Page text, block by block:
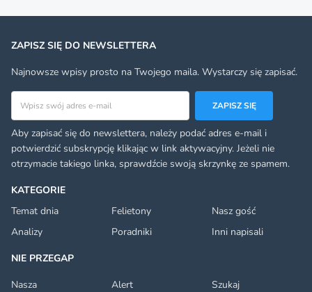
KATEGORIE
Temat dnia
Felietony
Nasz gość
Analizy
Poradniki
Inni napisali
NIE PRZEGAP
Nasza
Alert Szukaj
ZAPISZ SIĘ DO NEWSLETTERA
Najnowsze wpisy prosto na Twojego maila. Wystarczy się zapisać.
Adres email
ZAPISZ SIĘ
Aby zapisać się do newslettera, należy podać adres e-mail i
potwierdzić subskrypcję klikając w link aktywacyjny. Jeżeli nie
otrzymacie takiego linka, sprawdźcie swoją skrzynkę ze spamem.